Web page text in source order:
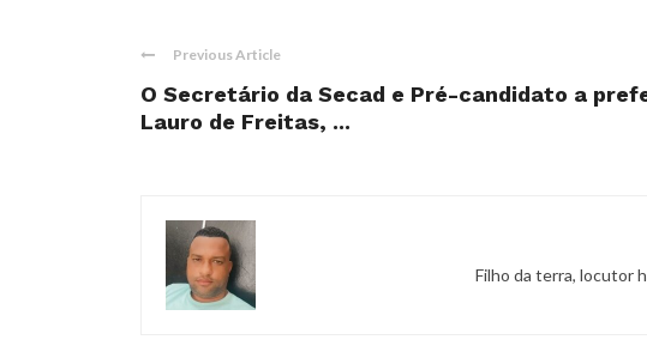
Previous Article
O Secretário da Secad e Pré-candidato a
Lauro de Freitas, ...
Filho da terra, locutor